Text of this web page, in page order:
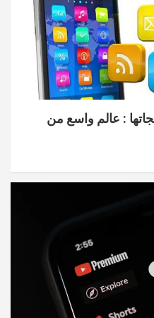
: عالم واسع من